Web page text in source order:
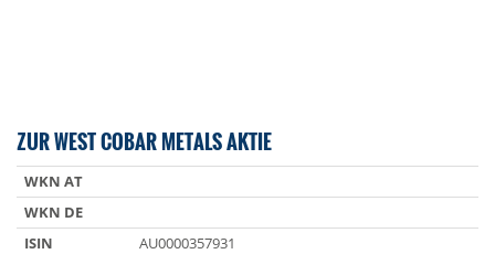
ZUR WEST COBAR METALS AKTIE
WKN AT
WKN DE
ISIN
AU0000357931